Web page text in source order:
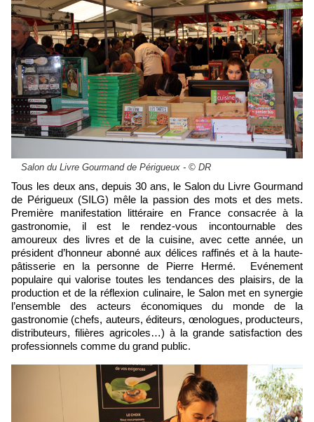
Salon du Livre Gourmand de Périgueux - © DR
Tous les deux ans, depuis 30 ans, le Salon du Livre Gourmand
de Périgueux (SILG) mêle la passion des mots et des mets.
Première manifestation littéraire en France consacrée à la
gastronomie, il est le rendez-vous incontournable des
amoureux des livres et de la cuisine, avec cette année, un
président d’honneur abonné aux délices raffinés et à la haute-
pâtisserie en la personne de Pierre Hermé. Evénement
populaire qui valorise toutes les tendances des plaisirs, de la
production et de la réflexion culinaire, le Salon met en synergie
l’ensemble des acteurs économiques du monde de la
gastronomie (chefs, auteurs, éditeurs, œnologues, producteurs,
distributeurs, filières agricoles…) à la grande satisfaction des
professionnels comme du grand public.